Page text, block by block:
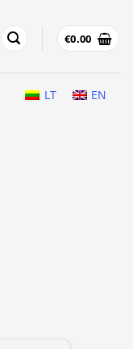
€0.00
LT EN